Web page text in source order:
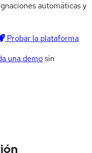
automáticas y
Probar la plataforma
una demosin